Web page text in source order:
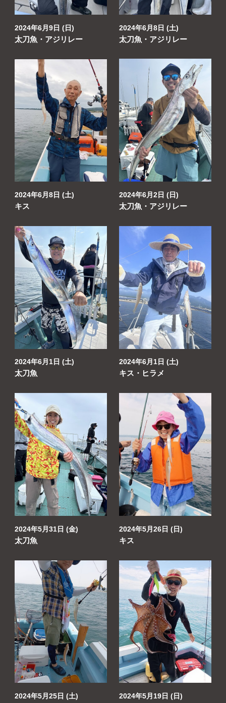
2024年6月9日 (日)
太刀魚・アジリレー
2024年6月8日 (土)
太刀魚・アジリレー
2024年6月8日 (土)
キス
2024年6月2日 (日)
太刀魚・アジリレー
2024年6月1日 (土)
太刀魚
2024年6月1日 (土)
キス・ヒラメ
2024年5月31日 (金)
太刀魚
2024年5月26日 (日)
キス
2024年5月25日 (土) 2024年5月19日 (日)